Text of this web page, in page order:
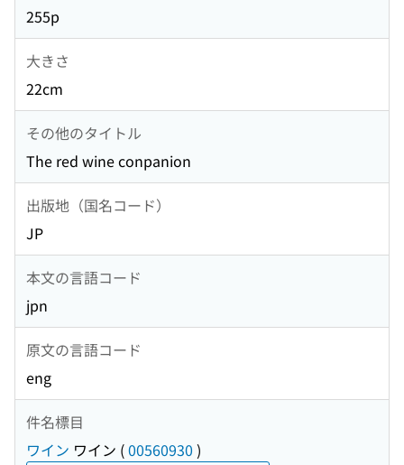
255p
大きさ
22cm
その他のタイトル
The red wine conpanion
出版地（国名コード）
JP
本文の言語コード
jpn
原文の言語コード
eng
件名標目
ワイン ワイン (00560930 )